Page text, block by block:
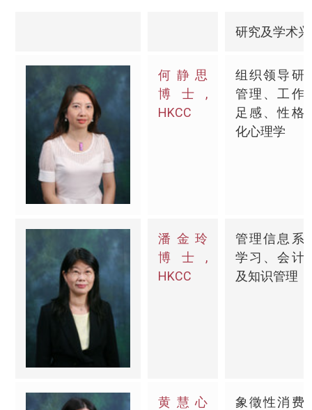
研究及学术
何静思
博士,
HKCC
组织领导研
管理、工作
足感、性格
化心理学
潘金玲
博士,
HKCC
管理信息系
学习、会计
及知识管理
黄慧心
象徵性消费